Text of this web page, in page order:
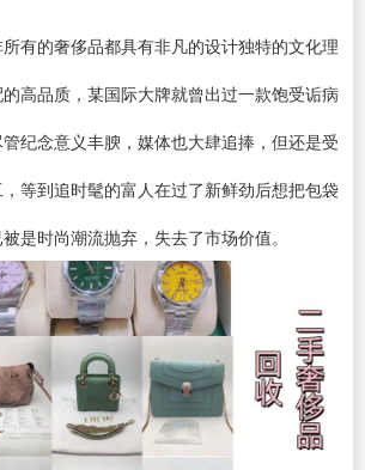
有的奢侈品都具有非凡的设计独特的文化理
高品质，某国际大牌就曾出过一款饱受诟病
纪念意义丰腴，媒体也大肆追捧，但还是受
等到追时髦的富人在过了新鲜劲后想把包袋
是时尚潮流抛弃，失去了市场价值。